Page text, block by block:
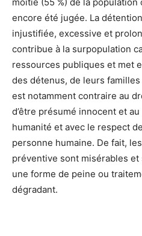
encore été jugée. La
injustifiée, excessive et
contribue à la surpopulation
ressources publiques et met
des détenus, de leurs
est notamment contraire au
d’être présumé innocent et
humanité et avec le respect
personne humaine. De fait,
préventive sont misérables et
une forme de peine ou
dégradant.